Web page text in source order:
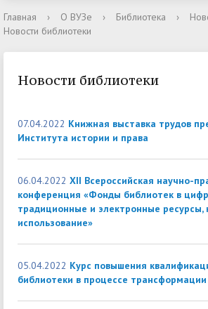
Главная › О ВУЗе › Библиотека ›
Новости библиотеки
Новости библиотеки
07.04.2022 Книжная выставка трудов
Института истории и права
06.04.2022 XII Всероссийская научно-
конференция «Фонды библиотек в
традиционные и электронные ресурсы,
использование»
05.04.2022 Курс повышения
библиотеки в процессе трансформации